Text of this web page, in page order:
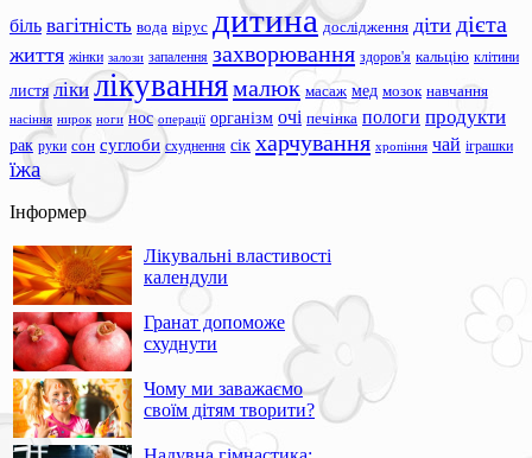
біль вагітність вода вірус дитина дослідження діти дієта
життя жінки залози запалення захворювання здоров'я кальцію клітини
листя ліки лікуваннямалюк масаж мед мозок навчання
насіння нирок ноги нос операції організм очі печінка пологи продукти
рак руки сон суглоби схуднення сік харчування хропіння чай іграшки
їжа
Інформер
Лікувальні властивості
календули
Гранат допоможе
схуднути
Чому ми заважаємо
своїм дітям творити?